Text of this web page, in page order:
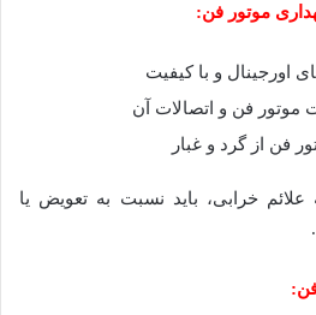
موتور فن:
اورجینال و با کیفیت
فن و اتصالات آن
فن از گرد و غبار
خرابی، باید نسبت به تعویض یا